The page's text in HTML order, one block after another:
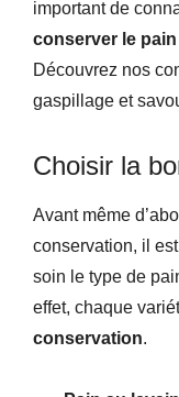
important de
conserver le
Découvrez nos
gaspillage et
Choisir la
Avant même
conservation, il
soin le type de
effet, chaque
conservation.